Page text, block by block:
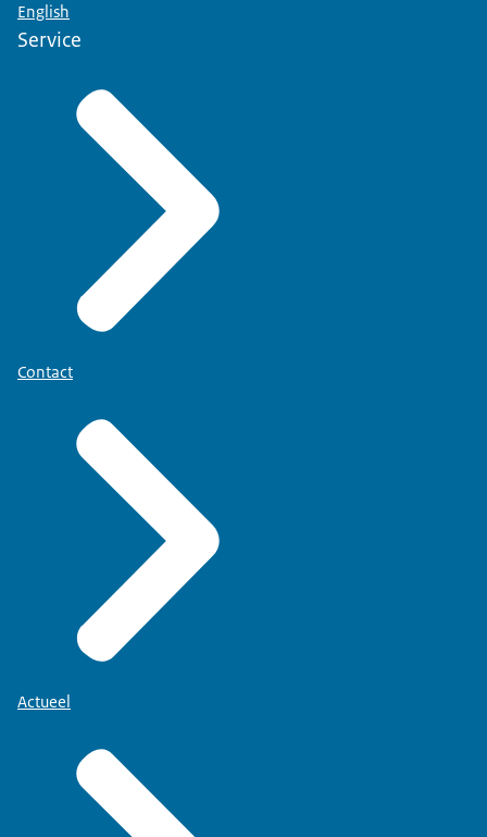
English
Service
Contact
Actueel